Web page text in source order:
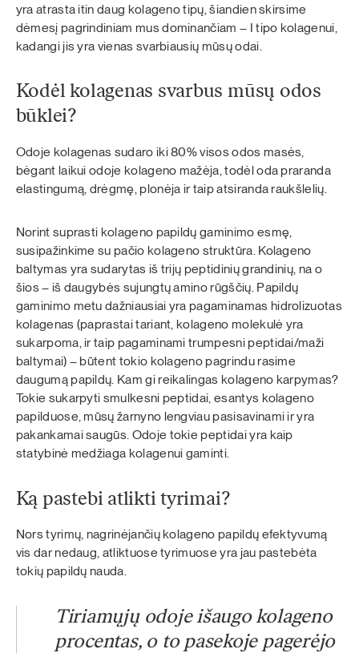
yra atrasta itin daug kolageno tipų, šiandien skirsime
dėmesį pagrindiniam mus dominančiam – I tipo kolagenui,
kadangi jis yra vienas svarbiausių mūsų odai.
Kodėl kolagenas svarbus mūsų odos
būklei?
Odoje kolagenas sudaro iki 80% visos odos masės,
bėgant laikui odoje kolageno mažėja, todėl oda praranda
elastingumą, drėgmę, plonėja ir taip atsiranda raukšlelių.
Norint suprasti kolageno papildų gaminimo esmę,
susipažinkime su pačio kolageno struktūra. Kolageno
baltymas yra sudarytas iš trijų peptidinių grandinių, na o
šios – iš daugybės sujungtų amino rūgščių. Papildų
gaminimo metu dažniausiai yra pagaminamas hidrolizuotas
kolagenas (paprastai tariant, kolageno molekulė yra
sukarpoma, ir taip pagaminami trumpesni peptidai/maži
baltymai) – būtent tokio kolageno pagrindu rasime
daugumą papildų. Kam gi reikalingas kolageno karpymas?
Tokie sukarpyti smulkesni peptidai, esantys kolageno
papilduose, mūsų žarnyno lengviau pasisavinami ir yra
pakankamai saugūs. Odoje tokie peptidai yra kaip
statybinė medžiaga kolagenui gaminti.
Ką pastebi atlikti tyrimai?
Nors tyrimų, nagrinėjančių kolageno papildų efektyvumą
vis dar nedaug, atliktuose tyrimuose yra jau pastebėta
tokių papildų nauda.
Tiriamųjų odoje išaugo kolageno
procentas, o to pasekoje pagerėjo